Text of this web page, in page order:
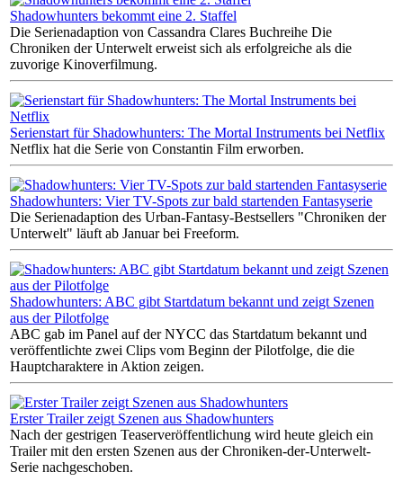
Shadowhunters bekommt eine 2. Staffel
Die Serienadaption von Cassandra Clares Buchreihe Die
Chroniken der Unterwelt erweist sich als erfolgreiche als die
zuvorige Kinoverfilmung.
Serienstart für Shadowhunters: The Mortal Instruments bei Netflix
Netflix hat die Serie von Constantin Film erworben.
Shadowhunters: Vier TV-Spots zur bald startenden Fantasyserie
Die Serienadaption des Urban-Fantasy-Bestsellers "Chroniken der
Unterwelt" läuft ab Januar bei Freeform.
Shadowhunters: ABC gibt Startdatum bekannt und zeigt Szenen
aus der Pilotfolge
ABC gab im Panel auf der NYCC das Startdatum bekannt und
veröffentlichte zwei Clips vom Beginn der Pilotfolge, die die
Hauptcharaktere in Aktion zeigen.
Erster Trailer zeigt Szenen aus Shadowhunters
Nach der gestrigen Teaserveröffentlichung wird heute gleich ein
Trailer mit den ersten Szenen aus der Chroniken-der-Unterwelt-
Serie nachgeschoben.